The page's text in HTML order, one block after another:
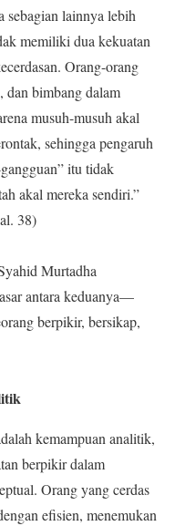
sebagian lainnya lebih
memiliki dua kekuatan
Orang-orang
dan bimbang dalam
musuh-musuh akal
sehingga pengaruh
itu tidak
akal mereka sendiri.”
38)
Murtadha
antara keduanya—
berpikir, bersikap,
kemampuan analitik,
berpikir dalam
Orang yang cerdas
efisien, menemukan